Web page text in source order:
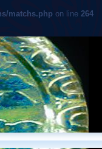
matchs.php on line 264